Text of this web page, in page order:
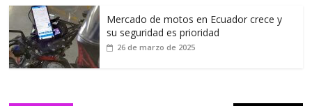
Mercado de motos en Ecuador crece y
su seguridad es prioridad
26 de marzo de 2025